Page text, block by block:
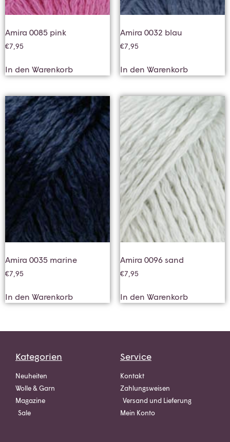
Amira 0085 pink
€7,95
In den Warenkorb
Amira 0032 blau
€7,95
In den Warenkorb
Amira 0035 marine
€7,95
In den Warenkorb
Amira 0096 sand
€7,95
In den Warenkorb
Kategorien
Neuheiten
Wolle & Garn
Magazine
Sale
Service
Kontakt
Zahlungsweisen
Versand und Lieferung
Mein Konto